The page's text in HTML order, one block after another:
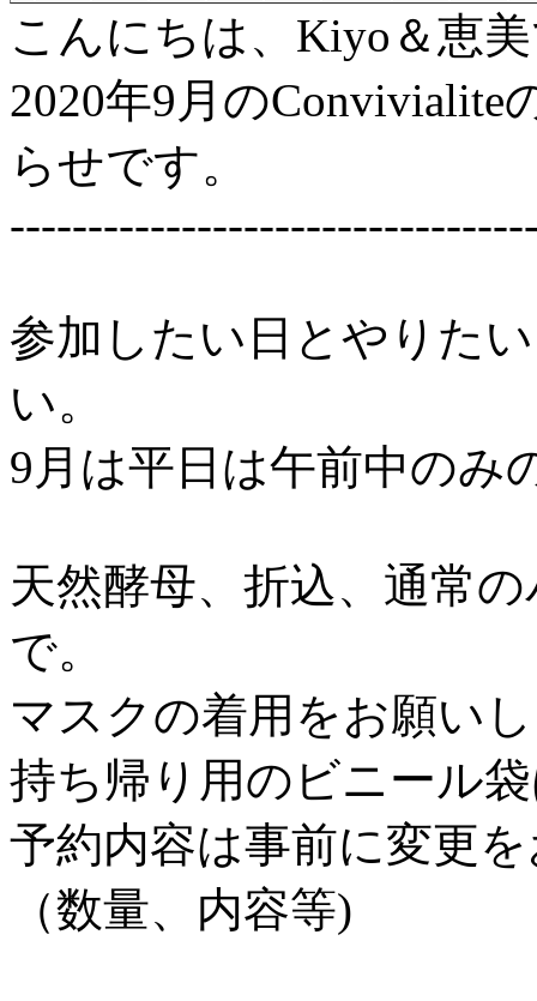
こんにちは、Kiyo＆恵
2020年9月のConvivialite
らせです。
参加したい日とやりた
い。
9月は平日は午前中のみ
天然酵母、折込、通常
で。
マスクの着用をお願い
持ち帰り用のビニール
予約内容は事前に変更
（数量、内容等)